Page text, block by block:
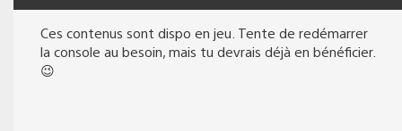
Ces contenus sont dispo en jeu. Tente de redémarrer
la console au besoin, mais tu devrais déjà en bénéficier.
😉